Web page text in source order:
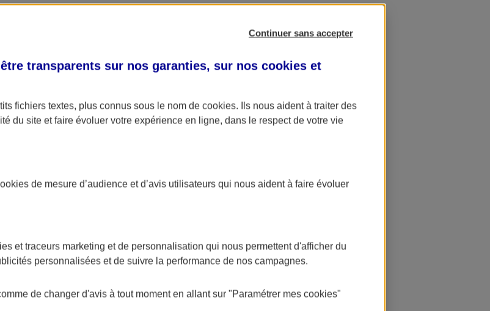
Continuer sans accepter
transparents sur nos garanties, sur nos cookies et
fichiers textes, plus connus sous le nom de cookies. Ils nous aident à traiter des
du site et faire évoluer votre expérience en ligne, dans le respect de votre vie
de mesure d’audience et d’avis utilisateurs qui nous aident à faire évoluer
et traceurs marketing et de personnalisation qui nous permettent d'afficher du
personnalisées et de suivre la performance de nos campagnes.
de changer d'avis à tout moment en allant sur "Paramétrer mes cookies"